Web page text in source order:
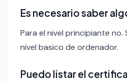
Es necesario saber
Para el nivel principiante no.
nivel basico de ordenador.
Puedo listar el